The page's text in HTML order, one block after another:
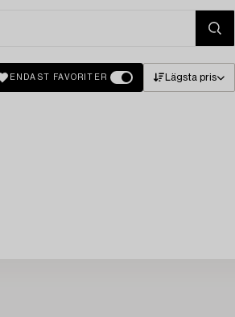
ENDAST FAVORITER Lägsta pris